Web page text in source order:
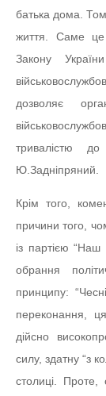
батька дома.
життя. Саме це
Закону
дозволяє
тривалістю
Ю.Задніпряний.
Крім того,
причини того,
із партією
обрання
принципу:
переконання,
дійсно
силу, здатну “з
столиці. Проте,